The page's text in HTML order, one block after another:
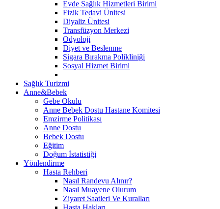
Evde Sağlık Hizmetleri Birimi
Fizik Tedavi Ünitesi
Diyaliz Ünitesi
Transfüzyon Merkezi
Odyoloji
Diyet ve Beslenme
Sigara Bırakma Polikliniği
Sosyal Hizmet Birimi
Sağlık Turizmi
Anne&Bebek
Gebe Okulu
Anne Bebek Dostu Hastane Komitesi
Emzirme Politikası
Anne Dostu
Bebek Dostu
Eğitim
Doğum İstatistiği
Yönlendirme
Hasta Rehberi
Nasıl Randevu Alınır?
Nasıl Muayene Olurum
Ziyaret Saatleri Ve Kuralları
Hasta Hakları